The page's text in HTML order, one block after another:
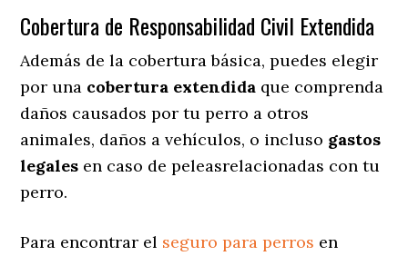
Cobertura de Responsabilidad Civil Extendida
Además de la cobertura básica, puedes elegir
por una cobertura extendida que comprenda
daños causados por tu perro a otros
animales, daños a vehículos, o incluso gastos
legales en caso de peleasrelacionadas con tu
perro.
Para encontrar el seguro para perros en